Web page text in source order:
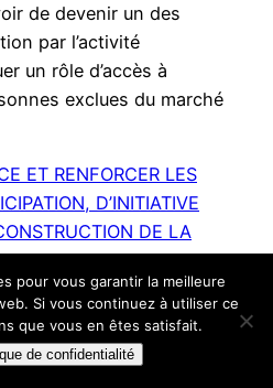
de devenir un des
par l’activité
un rôle d’accès à
exclues du marché
ET RENFORCER LES
D’INITIATIVE
DE LA
GROUPEMENTS.
est un élément
citoyenne,
s’agit d’impliquer toutes
pour vous garantir la meilleure
Si vous continuez à utiliser ce
que vous en êtes satisfait.
de confidentialité